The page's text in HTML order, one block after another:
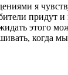
я
придут
этого
когда